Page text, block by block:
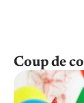
Coup de